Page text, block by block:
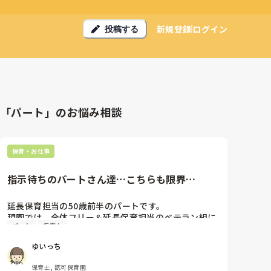
投稿する 新規登録ログイン
「パート」のお悩み相談
保育・お仕事
指示待ちのパートさん達…こちらも限界…
延長保育担当の50歳前半のパートです。
現園では、全体フリー＆延長保育担当のベテラン組に
なります。
時短パート4人がそれぞれ扶養範囲内での働き方で出
勤曜日も様々です。
パート 保育士
ゆいっち
保育士, 認可保育園